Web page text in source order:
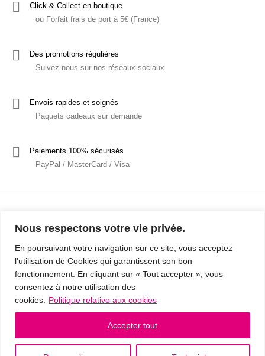
Nous respectons votre vie privée.
En poursuivant votre navigation sur ce site, vous acceptez
l'utilisation de Cookies qui garantissent son bon
fonctionnement. En cliquant sur « Tout accepter », vous
consentez à notre utilisation des
cookies.
Politique relative aux cookies
Accepter tout
Click & Collect en boutique
ou Forfait frais de port à 5€ (France)
Des promotions régulières
Suivez-nous sur nos réseaux sociaux
Envois rapides et soignés
Paquets cadeaux sur demande
Paiements 100% sécurisés
PayPal / MasterCard / Visa
Mentions Légales
Politique de confidentialité / RGPD
Conditions Générales de Vente
© 2019 - Cousins & Cousines